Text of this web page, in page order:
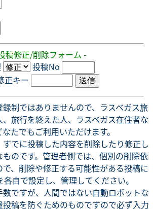
稿修正/削除フォーム -
投稿No
正キー
制ではありませんので、ラスベガス旅
旅行を終えた人、ラスベガス在住者な
たでもご利用いただけます。
すでに投稿した内容を削除したり修正し
のです。管理者側では、個別の削除依
、削除や修正する可能性がある投稿に
自で設定し、管理してください。
数ですが、人間ではない自動ロボットな
稿を防ぐためのものですので必ず入力